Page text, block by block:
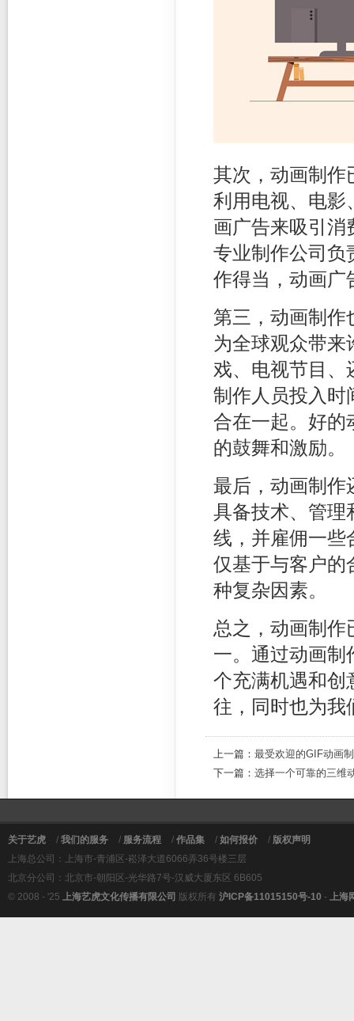
其次，动画制作
利用电视、电影
画广告来吸引消
专业制作公司负
作得当，动画广
第三，动画制作
为全球观众带来
戏、电视节目、
制作人员投入时
合在一起。好的
的鼓舞和激励。
最后，动画制作
具备技术、管理
线，并雇佣一些
仅基于与客户的
种复杂因素。
总之，动画制作
一。通过动画制
个充满机遇和创
往，同时也为我
上一篇： 最受欢迎的GIF动画
下一篇： 选择一个可靠的三维
关于艺虎 / 我们的服务 / 服务流程 / 作品集 / 如何报价 / 版权声明
上海总公司：上海市-青浦区-崧泽大道6066弄36号楼三层
北京分公司：北京市-朝阳区-光华路7号-汉威大厦东区 6B605
© 2008 - '25 上海艺虎文化传播有限公司 版权所有 沪ICP备11015150号-10 - 上海